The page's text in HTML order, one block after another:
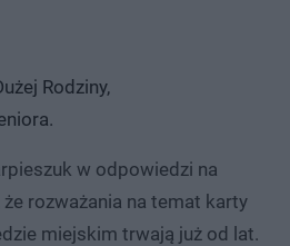
Rodziny,
w odpowiedzi na
rozważania na temat karty
miejskim trwają już od lat.